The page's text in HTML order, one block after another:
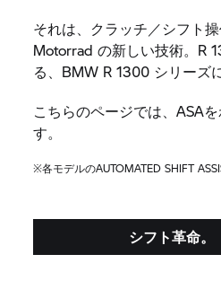
それは、クラッチ／シフト
Motorrad の新しい技術。R
る、BMW R 1300 シリーズ
こちらのページでは、ASA
す。
※各モデルのAUTOMATED SHIFT
シフト革命。